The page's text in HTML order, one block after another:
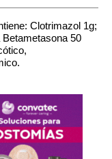
Clotrimazol 1g;
50